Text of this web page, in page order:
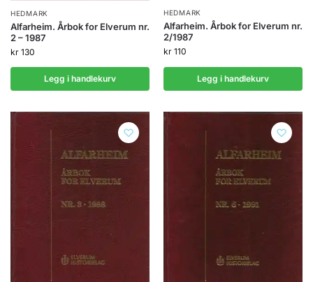
HEDMARK
Alfarheim. Årbok for Elverum nr.
2 – 1987
kr 130
Legg i handlekurv
HEDMARK
Alfarheim. Årbok for Elverum nr.
2/1987
kr 110
Legg i handlekurv